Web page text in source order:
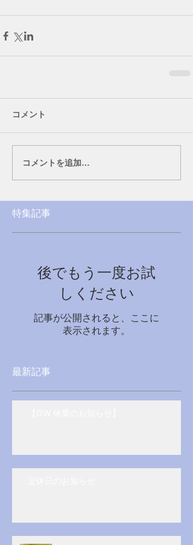
コメント
コメントを追加…
特集記事
後でもう一度お試
しください
記事が公開されると、ここに
表示されます。
最新記事